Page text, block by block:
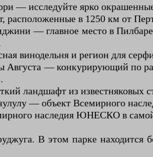
— исследуйте ярко
расположенные в 1250 км от
— главное место в
винодельня и регион для
Августа — конкурирующий по
ландшафт из известняковых
— объект Всемирного
наследия ЮНЕСКО в самой
В этом парке находится